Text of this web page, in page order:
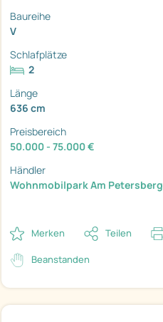
Baureihe
V
Schlafplätze
2
Länge
636 cm
Preisbereich
50.000 - 75.000 €
Händler
Wohnmobilpark Am Petersberg
Merken Teilen
Beanstanden